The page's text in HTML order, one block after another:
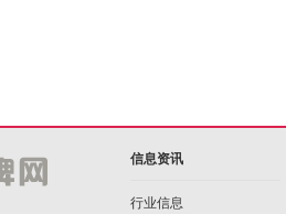
信息资讯
行业信息